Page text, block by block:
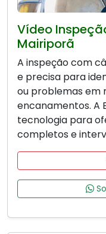
Vídeo
Mairiporã
A inspeção com
e precisa para
ou problemas em
encanamentos. A
tecnologia para
completos e